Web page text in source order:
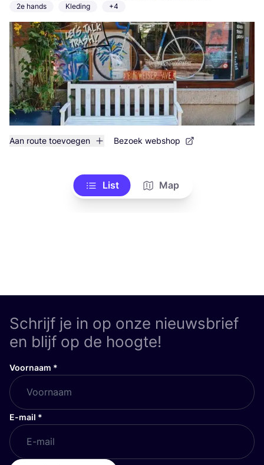
2e hands Kleding +4
Aan route toevoegen Bezoek webshop
List Map
Schrijf je in op onze nieuwsbrief
en blijf op de hoogte!
Voornaam *
E-mail *